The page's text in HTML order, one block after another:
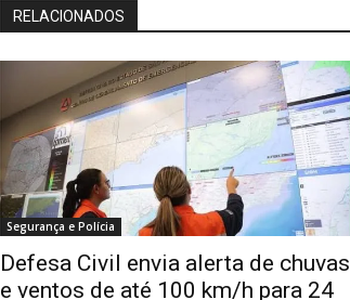
RELACIONADOS
Segurança e Polícia
Defesa Civil envia alerta de chuvas
e ventos de até 100 km/h para 24